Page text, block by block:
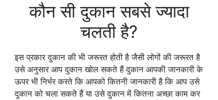
कौन सी दुकान सबसे ज्यादा
चलती है?
इस प्रकार दुकान की भी जरूरत होती है जैसी लोगों की जरूरत है
उसे अनुसार आप दुकान खोल सकते हैं दुकान आपकी जानकारी के
ऊपर भी निर्भर करते कि आपको कितनी जानकारी है कि आप उसे
दुकान को चला सकते हैं या उसे दुकान में कितना अच्छा काम कर